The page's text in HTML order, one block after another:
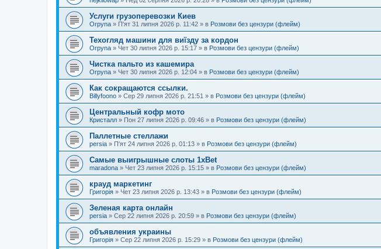
Услуги грузоперевозки Киев
Orpyna » П'ят 31 липня 2026 р. 11:42 » в Розмови без цензури (флейм)
Техогляд машини для виїзду за кордон
Orpyna » Чет 30 липня 2026 р. 15:17 » в Розмови без цензури (флейм)
Чистка пальто из кашемира
Orpyna » Чет 30 липня 2026 р. 12:04 » в Розмови без цензури (флейм)
Как сокращаются ссылки.
Billyfoono » Сер 29 липня 2026 р. 21:51 » в Розмови без цензури (флейм)
Центральный кофр мото
Кристалл » Пон 27 липня 2026 р. 09:46 » в Розмови без цензури (флейм)
Паллетные стеллажи
persia » П'ят 24 липня 2026 р. 01:13 » в Розмови без цензури (флейм)
Самые выигрышные слоты 1xBet
maradona » Чет 23 липня 2026 р. 15:15 » в Розмови без цензури (флейм)
крауд маркетинг
Григорія » Чет 23 липня 2026 р. 13:43 » в Розмови без цензури (флейм)
Зеленая карта онлайн
persia » Сер 22 липня 2026 р. 20:59 » в Розмови без цензури (флейм)
объявления украины
Григорія » Сер 22 липня 2026 р. 15:29 » в Розмови без цензури (флейм)